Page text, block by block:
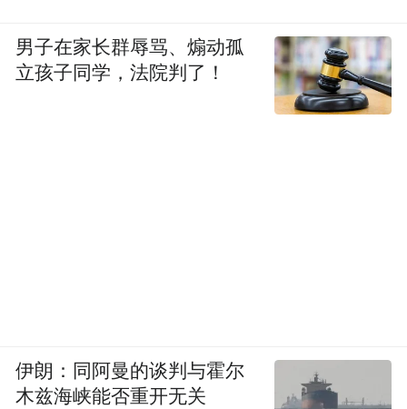
男子在家长群辱骂、煽动孤
立孩子同学，法院判了！
伊朗：同阿曼的谈判与霍尔
木兹海峡能否重开无关